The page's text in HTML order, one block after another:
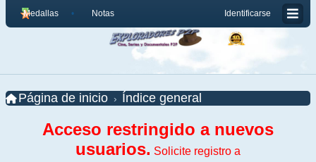
Identificarse
Medallas Notas
Página de inicio Índice general
Acceso restringido a nuevos
usuarios. Solicite registro a